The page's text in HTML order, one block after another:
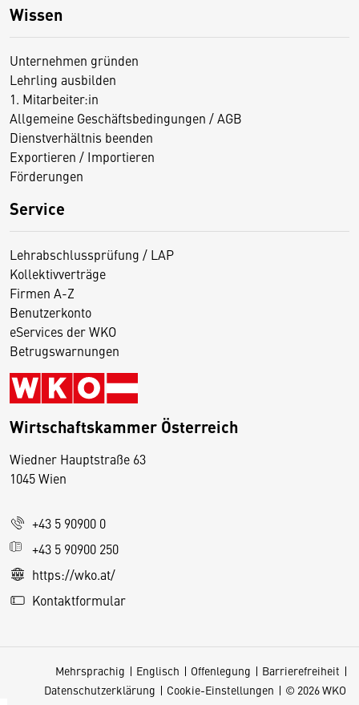
Wissen
Unternehmen gründen
Lehrling ausbilden
1. Mitarbeiter:in
Allgemeine Geschäftsbedingungen / AGB
Dienstverhältnis beenden
Exportieren / Importieren
Förderungen
Service
Lehrabschlussprüfung / LAP
Kollektivverträge
Firmen A-Z
Benutzerkonto
eServices der WKO
Betrugswarnungen
Wirtschaftskammer Österreich
Wiedner Hauptstraße 63
1045 Wien
+43 5 90900 0
+43 5 90900 250
https://wko.at/
Kontaktformular
Mehrsprachig Englisch Offenlegung
Barrierefreiheit
Datenschutzerklärung
Cookie-Einstellungen © 2026 WKO
D
s
e
S
e